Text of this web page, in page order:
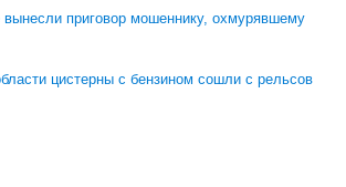
вынесли приговор мошеннику, охмурявшему
цистерны с бензином сошли с рельсов